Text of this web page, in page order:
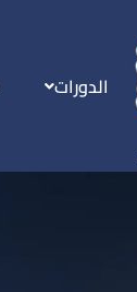
الدورات